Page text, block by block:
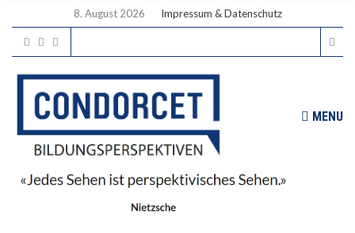
8. August 2026 Impressum & Datenschutz
MENU